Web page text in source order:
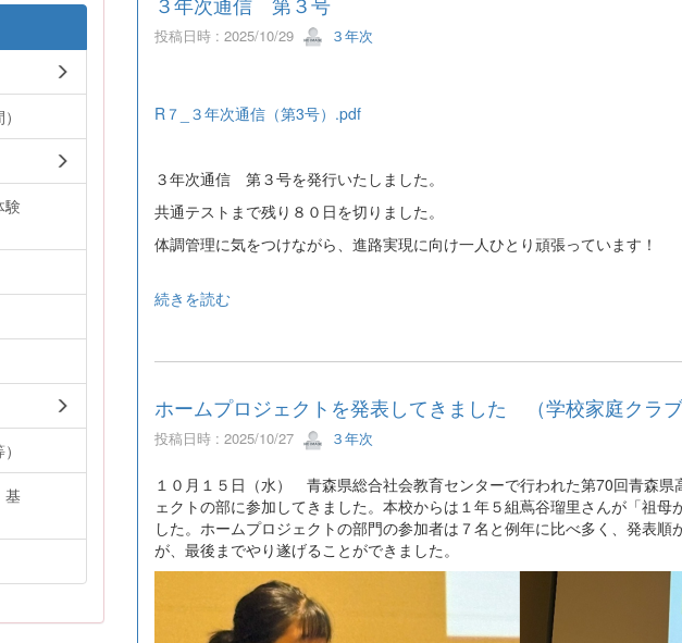
投稿日時 : 2025/10/29 ３年次
R７_３年次通信（第3号）.pdf
３年次通信 第３号を発行いたしました。
共通テストまで残り８０日を切りました。
体調管理に気をつけながら、進路実現に向け一人ひとり頑張っています！
続きを読む
ホームプロジェクトを発表してきました （学校家庭クラ
投稿日時 : 2025/10/27 ３年次
１０月１５日（水） 青森県総合社会教育センターで行われた第70回青森
ェクトの部に参加してきました。本校からは１年５組蔦谷瑠里さんが「祖
した。ホームプロジェクトの部門の参加者は７名と例年に比べ多く、発表
が、最後までやり遂げることができました。
験
基